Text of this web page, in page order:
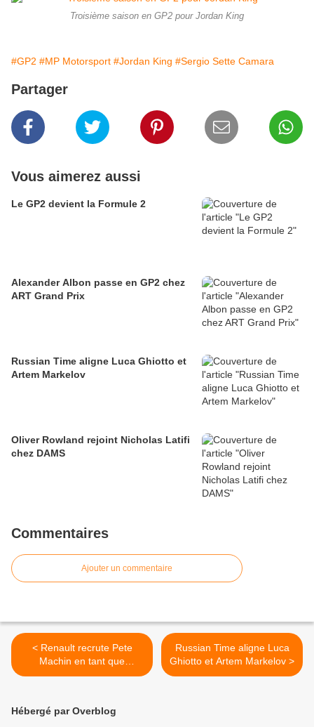
Troisième saison en GP2 pour Jordan King
#GP2 #MP Motorsport #Jordan King #Sergio Sette Camara
Partager
Vous aimerez aussi
Le GP2 devient la Formule 2
Alexander Albon passe en GP2 chez
ART Grand Prix
Russian Time aligne Luca Ghiotto et
Artem Markelov
Oliver Rowland rejoint Nicholas Latifi
chez DAMS
Commentaires
Ajouter un commentaire
< Renault recrute Pete
Machin en tant que
responsable de
Russian Time aligne Luca
Ghiotto et Artem Markelov >
Hébergé par Overblog